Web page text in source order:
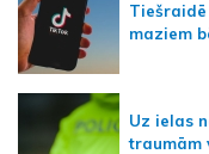
maziem
Uz ielas
traumām